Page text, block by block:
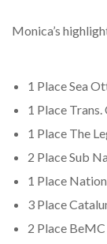
Monica’s
1 Place Sea
1 Place
1 Place The
2 Place Sub
1 Place
3 Place
2 Place